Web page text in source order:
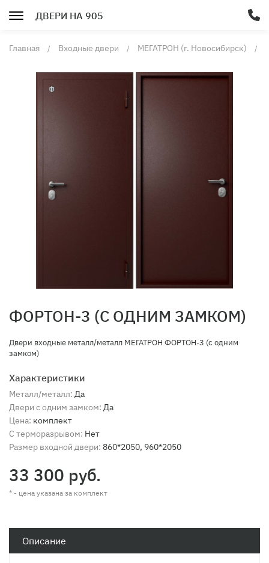
ДВЕРИ НА 905
Главная Входные двери МЕГАТРОН (г. Новосибирск)
ФОРТОН-3 (С ОДНИМ ЗАМКОМ)
Двери входные металл/металл МЕГАТРОН ФОРТОН-3 (с одним
замком)
Характеристики
Металл/металл: Да
Двери с одним замком: Да
Цена: комплект
С терморазрывом: Нет
Размер входной двери: 860*2050, 960*2050
33 300 руб.
* - цена указана за комплект
Описание